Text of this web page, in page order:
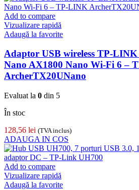
Add to compare
Vizualizare rapidă
Adaugă la favorite
Adaptor USB wireless TP-
Nano AX1800 Nano Wi-Fi 6 –
ArcherTX20UNano
Evaluat la 0 din 5
În stoc
128,56 lei (TVA inclus)
ADAUGA IN COS
Add to compare
Vizualizare rapidă
Adaugă la favorite